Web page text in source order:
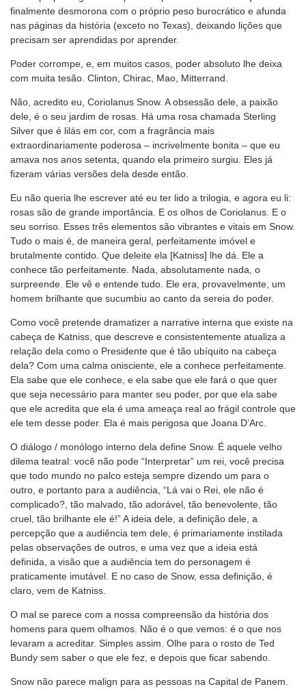
finalmente desmorona com o próprio peso burocrático e afunda
nas páginas da história (exceto no Texas), deixando lições que
precisam ser aprendidas por aprender.
Poder corrompe, e, em muitos casos, poder absoluto lhe deixa
com muita tesão. Clinton, Chirac, Mao, Mitterrand.
Não, acredito eu, Coriolanus Snow. A obsessão dele, a paixão
dele, é o seu jardim de rosas. Há uma rosa chamada Sterling
Silver que é lilás em cor, com a fragrância mais
extraordinariamente poderosa – incrivelmente bonita – que eu
amava nos anos setenta, quando ela primeiro surgiu. Eles já
fizeram várias versões dela desde então.
Eu não queria lhe escrever até eu ter lido a trilogia, e agora eu li:
rosas são de grande importância. E os olhos de Coriolanus. E o
seu sorriso. Esses três elementos são vibrantes e vitais em Snow.
Tudo o mais é, de maneira geral, perfeitamente imóvel e
brutalmente contido. Que deleite ela [Katniss] lhe dá. Ele a
conhece tão perfeitamente. Nada, absolutamente nada, o
surpreende. Ele vê e entende tudo. Ele era, provavelmente, um
homem brilhante que sucumbiu ao canto da sereia do poder.
Como você pretende dramatizer a narrative interna que existe na
cabeça de Katniss, que descreve e consistentemente atualiza a
relação dela como o Presidente que é tão ubíquito na cabeça
dela? Com uma calma onisciente, ele a conhece perfeitamente.
Ela sabe que ele conhece, e ela sabe que ele fará o que quer
que seja necessário para manter seu poder, por que ela sabe
que ele acredita que ela é uma ameaça real ao frágil controle que
ele tem desse poder. Ela é mais perigosa que Joana D’Arc.
O diálogo / monólogo interno dela define Snow. É aquele velho
dilema teatral: você não pode “Interpretar” um rei, você precisa
que todo mundo no palco esteja sempre dizendo um para o
outro, e portanto para a audiência, “Lá vai o Rei, ele não é
complicado?, tão malvado, tão adorável, tão benevolente, tão
cruel, tão brilhante ele é!” A ideia dele, a definição dele, a
percepção que a audiência tem dele, é primariamente instilada
pelas observações de outros, e uma vez que a ideia está
definida, a visão que a audiência tem do personagem é
praticamente imutável. E no caso de Snow, essa definição, é
claro, vem de Katniss.
O mal se parece com a nossa compreensão da história dos
homens para quem olhamos. Não é o que vemos: é o que nos
levaram a acreditar. Simples assim. Olhe para o rosto de Ted
Bundy sem saber o que ele fez, e depois que ficar sabendo.
Snow não parece malign para as pessoas na Capital de Panem.